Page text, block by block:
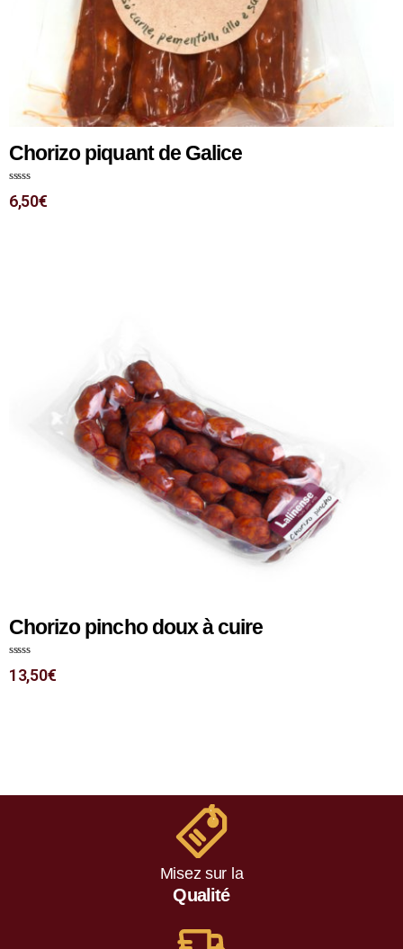
Chorizo piquant de Galice
N
o
6,50€
Chorizo pincho doux à cuire
N
13,50€
Misez sur la
Qualité